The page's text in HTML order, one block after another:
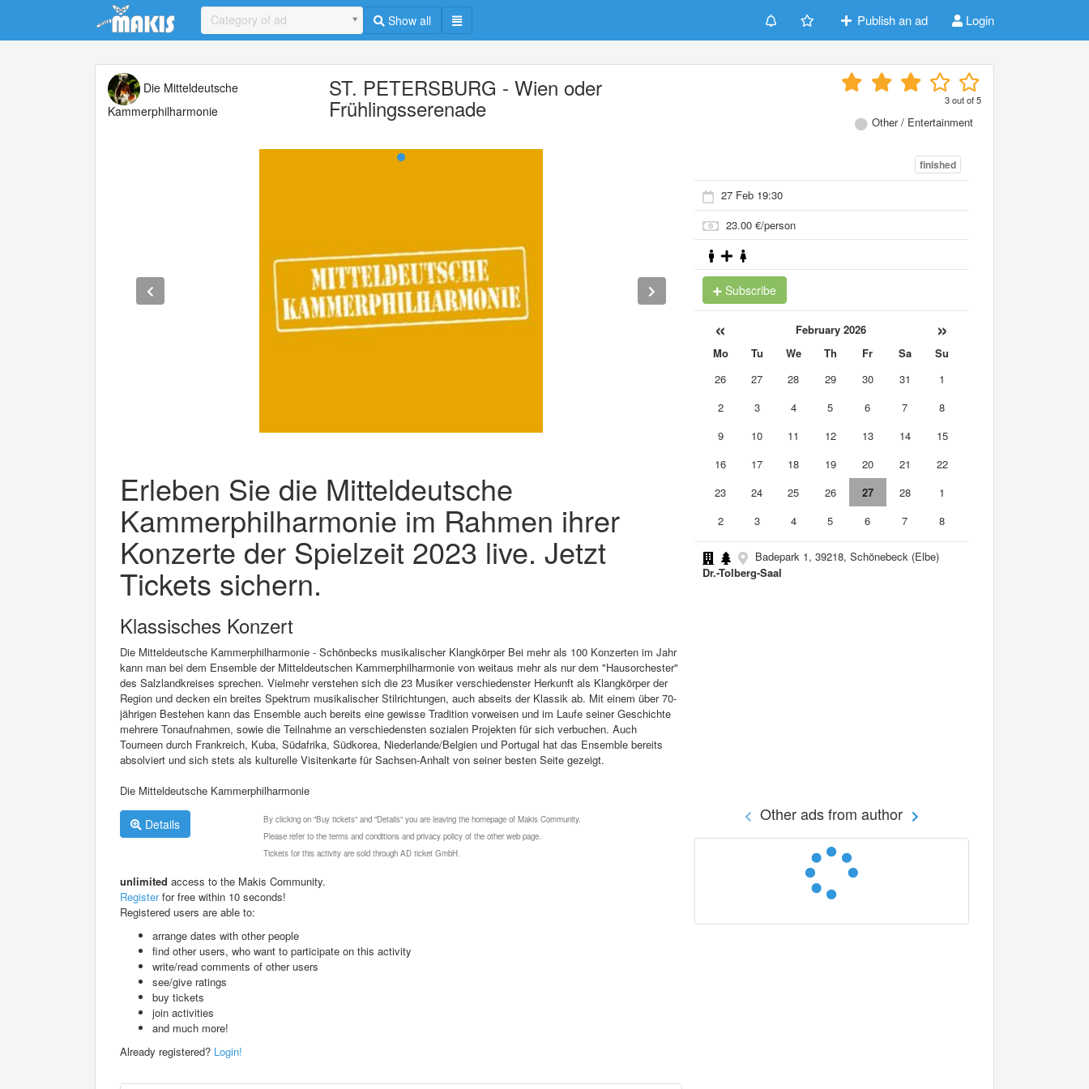
Update cookies preferences
Category of ad Show all Publish an ad Login
Die Mitteldeutsche
Kammerphilharmonie
ST. PETERSBURG - Wien oder
Frühlingsserenade 3out of5
Other / Entertainment
Erleben Sie die Mitteldeutsche
Kammerphilharmonie im Rahmen ihrer
Konzerte der Spielzeit 2023 live. Jetzt
Tickets sichern.
Klassisches Konzert
Die Mitteldeutsche Kammerphilharmonie - Schönbecks musikalischer Klangkörper Bei mehr als 100 Konzerten im Jahr
kann man bei dem Ensemble der Mitteldeutschen Kammerphilharmonie von weitaus mehr als nur dem "Hausorchester"
des Salzlandkreises sprechen. Vielmehr verstehen sich die 23 Musiker verschiedenster Herkunft als Klangkörper der
Region und decken ein breites Spektrum musikalischer Stilrichtungen, auch abseits der Klassik ab. Mit einem über 70-
jährigen Bestehen kann das Ensemble auch bereits eine gewisse Tradition vorweisen und im Laufe seiner Geschichte
mehrere Tonaufnahmen, sowie die Teilnahme an verschiedensten sozialen Projekten für sich verbuchen. Auch
Tourneen durch Frankreich, Kuba, Südafrika, Südkorea, Niederlande/Belgien und Portugal hat das Ensemble bereits
absolviert und sich stets als kulturelle Visitenkarte für Sachsen-Anhalt von seiner besten Seite gezeigt.
Die Mitteldeutsche Kammerphilharmonie
Details
By clicking on "Buy tickets" and "Details" you are leaving the homepage of Makis Community.
Please refer to the terms and conditions and privacy policy of the other web page.
Tickets for this activity are sold through AD ticket GmbH.
unlimited access to the Makis Community.
Registerfor free within 10 seconds!
Registered users are able to:
arrange dates with other people
find other users, who want to participate on this activity
write/read comments of other users
see/give ratings
buy tickets
join activities
and much more!
Already registered? Login!
finished
27 Feb 19:30
23.00 €/person
Subscribe
« February 2026 »
Mo Tu We Th Fr Sa
Su
26
27 28 29 30 31
1
2
3 4 5 6 7
8
9
10 11 12 13 14
15
16
17 18 19 20 21
22
23
24 25 26 27 28
1
2
3 4 5 6 7 8
Badepark 1, 39218, Schönebeck (Elbe)
Dr.-Tolberg-Saal
Other ads from author